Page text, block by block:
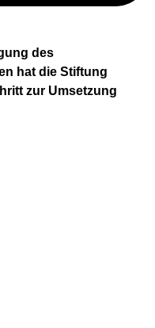
des
hat die Stiftung
zur Umsetzung